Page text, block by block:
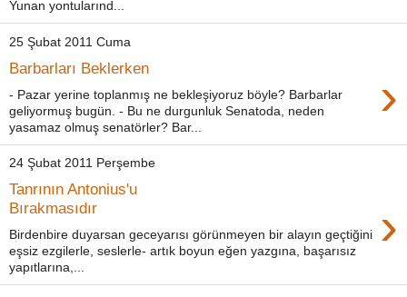
Yunan yontularınd...
25 Şubat 2011 Cuma
Barbarları Beklerken ›
- Pazar yerine toplanmış ne bekleşiyoruz böyle? Barbarlar
geliyormuş bugün. - Bu ne durgunluk Senatoda, neden
yasamaz olmuş senatörler? Bar...
24 Şubat 2011 Perşembe
Tanrının Antonius'u
Bırakmasıdır
›
Birdenbire duyarsan geceyarısı görünmeyen bir alayın geçtiğini
eşsiz ezgilerle, seslerle- artık boyun eğen yazgına, başarısız
yapıtlarına,...